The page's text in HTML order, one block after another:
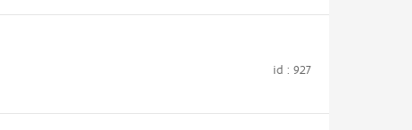
id : 927